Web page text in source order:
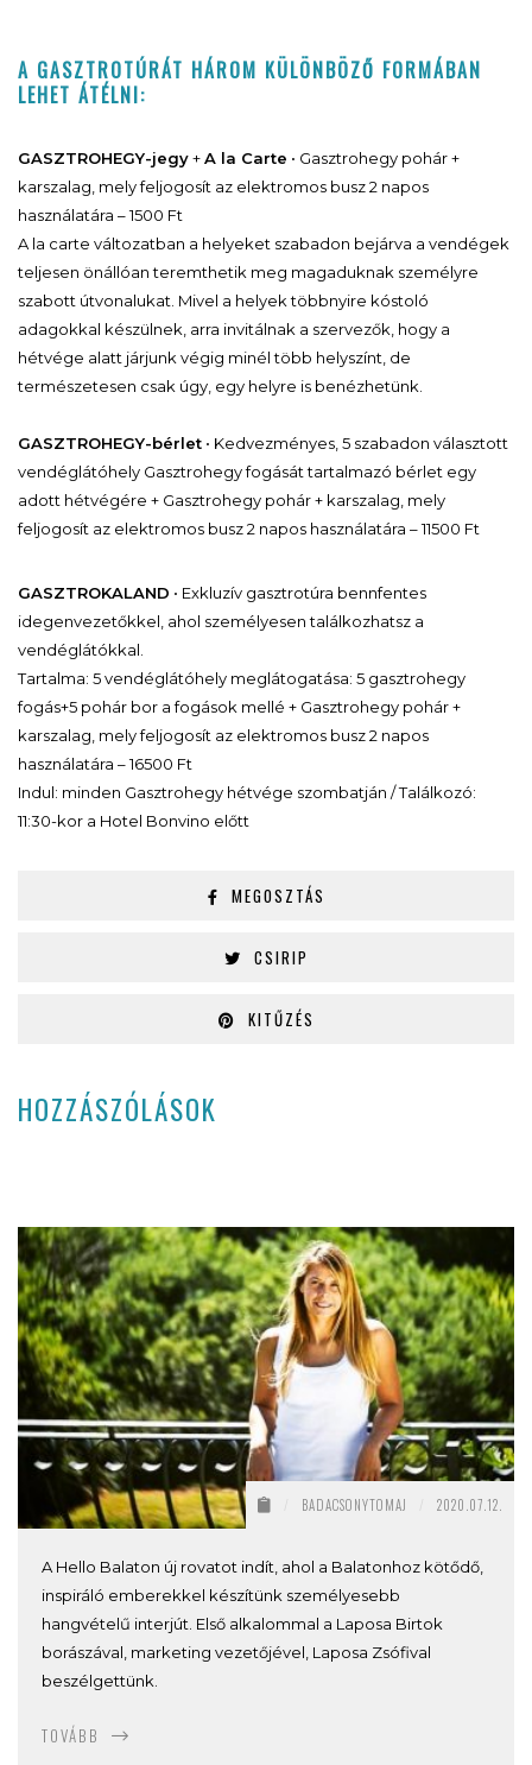
A GASZTROTÚRÁT HÁROM KÜLÖNBÖZŐ FORMÁBAN
LEHET ÁTÉLNI:
GASZTROHEGY-jegy+A la Carte • Gasztrohegy pohár +
karszalag, mely feljogosít az elektromos busz 2 napos
használatára – 1500 Ft
A la carte változatban a helyeket szabadon bejárva a vendégek
teljesen önállóan teremthetik meg magaduknak személyre
szabott útvonalukat. Mivel a helyek többnyire kóstoló
adagokkal készülnek, arra invitálnak a szervezők, hogy a
hétvége alatt járjunk végig minél több helyszínt, de
természetesen csak úgy, egy helyre is benézhetünk.
GASZTROHEGY-bérlet • Kedvezményes, 5 szabadon választott
vendéglátóhely Gasztrohegy fogását tartalmazó bérlet egy
adott hétvégére + Gasztrohegy pohár + karszalag, mely
feljogosít az elektromos busz 2 napos használatára – 11500 Ft
GASZTROKALAND • Exkluzív gasztrotúra bennfentes
idegenvezetőkkel, ahol személyesen találkozhatsz a
vendéglátókkal.
Tartalma: 5 vendéglátóhely meglátogatása: 5 gasztrohegy
fogás+5 pohár bor a fogások mellé + Gasztrohegy pohár +
karszalag, mely feljogosít az elektromos busz 2 napos
használatára – 16500 Ft
Indul: minden Gasztrohegy hétvége szombatján / Találkozó:
11:30-kor a Hotel Bonvino előtt
MEGOSZTÁS
CSIRIP
KITŰZÉS
HOZZÁSZÓLÁSOK
BADACSONYTOMAJ 2020.07.12.
A Hello Balaton új rovatot indít, ahol a Balatonhoz kötődő,
inspiráló emberekkel készítünk személyesebb
hangvételű interjút. Első alkalommal a Laposa Birtok
borászával, marketing vezetőjével, Laposa Zsófival
beszélgettünk.
TOVÁBB